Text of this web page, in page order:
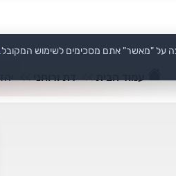
עמוד הבית >> דת ורוחני >>
על "מאשר" אתם מסכימים לשימוש המקובל.